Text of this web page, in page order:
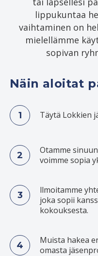
lippukuntaa
vaihtaminen on
mielellämme
sopivan
Näin aloitat
Täytä Lokkien
Otamme
voimme sopia
llmoitamme
joka sopii
kokouksesta.
Muista hakea
omasta